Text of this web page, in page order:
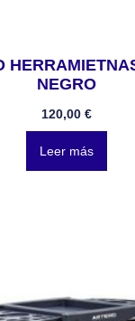
NEGRO
120,00 €
Leer más